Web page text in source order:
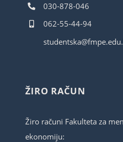
030-878-046
062-55-44-94
ŽIRO RAČUN
Žiro računi Fakulteta za
ekonomiju: